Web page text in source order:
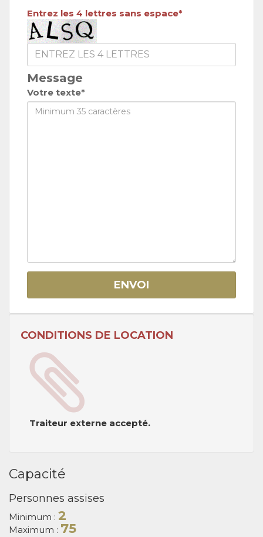
Entrez les 4 lettres sans espace*
Message
Votre texte*
ENVOI
CONDITIONS DE LOCATION
Traiteur externe accepté.
Capacité
Personnes assises
Minimum : 2
Maximum : 75